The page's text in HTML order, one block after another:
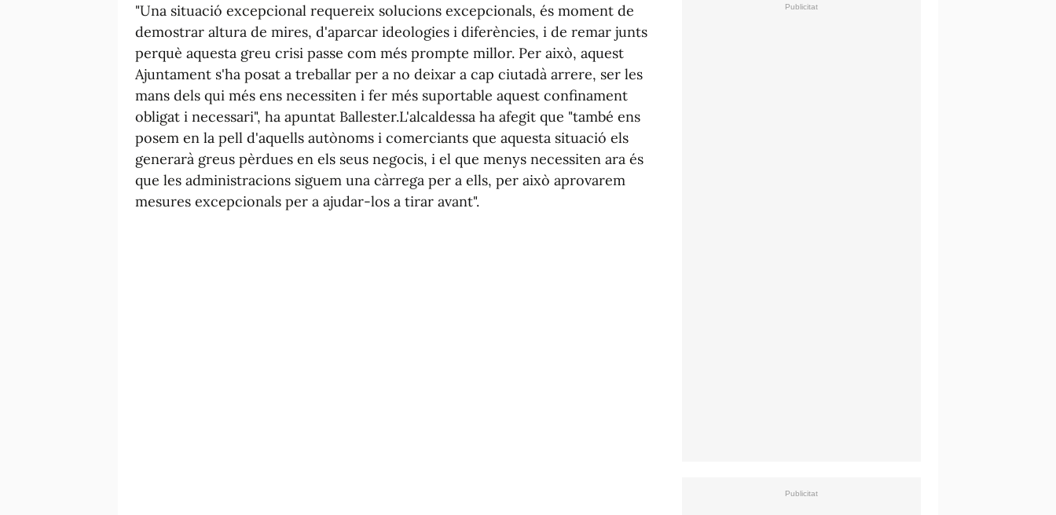
"Una situació excepcional requereix solucions excepcionals, és moment de
demostrar altura de mires, d'aparcar ideologies i diferències, i de remar junts
perquè aquesta greu crisi passe com més prompte millor. Per això, aquest
Ajuntament s'ha posat a treballar per a no deixar a cap ciutadà arrere, ser les
mans dels qui més ens necessiten i fer més suportable aquest confinament
obligat i necessari", ha apuntat Ballester.L'alcaldessa ha afegit que "també ens
posem en la pell d'aquells autònoms i comerciants que aquesta situació els
generarà greus pèrdues en els seus negocis, i el que menys necessiten ara és
que les administracions siguem una càrrega per a ells, per això aprovarem
mesures excepcionals per a ajudar-los a tirar avant".